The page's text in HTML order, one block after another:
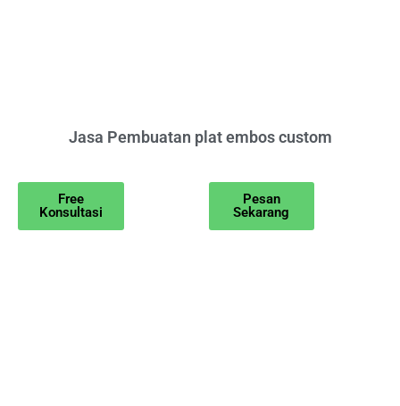
Jasa Pembuatan plat embos custom
Free
Konsultasi
Pesan
Sekarang